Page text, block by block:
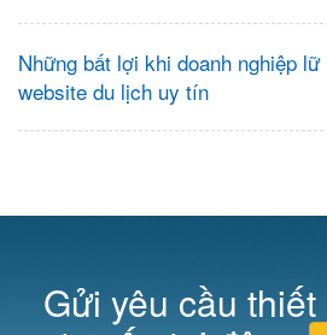
Những bất lợi khi doanh nghiệp
website du lịch uy tín
Gửi yêu cầu